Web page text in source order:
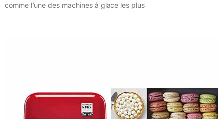
comme l’une des machines à glace les plus